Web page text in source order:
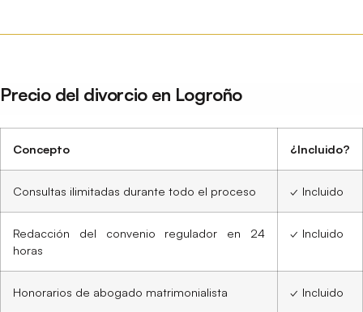
Precio del divorcio en Logroño
Concepto ¿Incluido?
Consultas ilimitadas durante todo el proceso ✓ Incluido
Redacción del convenio regulador en 24
horas
✓ Incluido
Honorarios de abogado matrimonialista ✓ Incluido